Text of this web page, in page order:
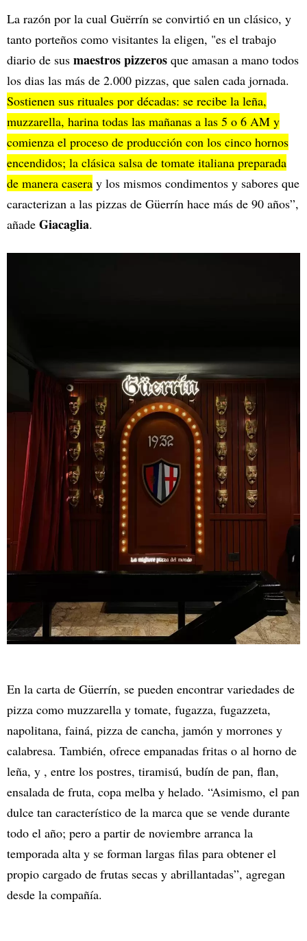
La razón por la cual Guërrín se convirtió en un clásico, y
tanto porteños como visitantes la eligen, "es el trabajo
diario de sus maestros pizzeros que amasan a mano todos
los dias las más de 2.000 pizzas, que salen cada jornada.
Sostienen sus rituales por décadas: se recibe la leña,
muzzarella, harina todas las mañanas a las 5 o 6 AM y
comienza el proceso de producción con los cinco hornos
encendidos; la clásica salsa de tomate italiana preparada
de manera casera y los mismos condimentos y sabores que
caracterizan a las pizzas de Güerrín hace más de 90 años”,
añade Giacaglia.
En la carta de Güerrín, se pueden encontrar variedades de
pizza como muzzarella y tomate, fugazza, fugazzeta,
napolitana, fainá, pizza de cancha, jamón y morrones y
calabresa. También, ofrece empanadas fritas o al horno de
leña, y , entre los postres, tiramisú, budín de pan, flan,
ensalada de fruta, copa melba y helado. “Asimismo, el pan
dulce tan característico de la marca que se vende durante
todo el año; pero a partir de noviembre arranca la
temporada alta y se forman largas filas para obtener el
propio cargado de frutas secas y abrillantadas”, agregan
desde la compañía.